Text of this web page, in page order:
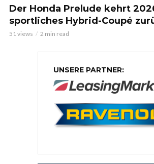
Der Honda Prelude kehrt
sportliches Hybrid-Coupé
51 views 2 min read
UNSERE PARTNER: